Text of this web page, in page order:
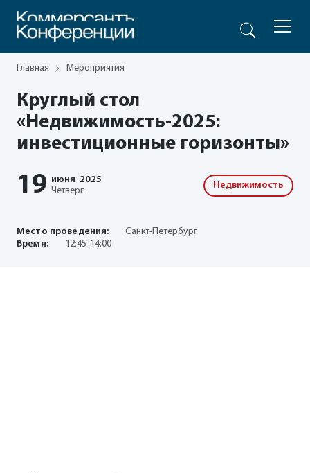
Главная Мероприятия
Круглый стол
«Недвижимость-2025:
инвестиционные горизонты»
19 июня 2025
Четверг
Недвижимость
Место проведения:
Санкт-Петербург
Время:
12:45-14:00